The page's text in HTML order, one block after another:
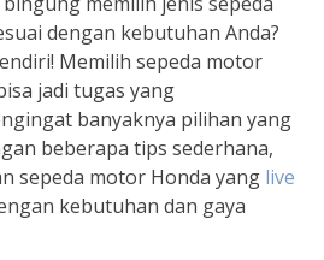
dengan kebutuhan Anda?
Memilih sepeda motor
jadi tugas yang
banyaknya pilihan yang
beberapa tips sederhana,
sepeda motor Honda yang live
kebutuhan dan gaya